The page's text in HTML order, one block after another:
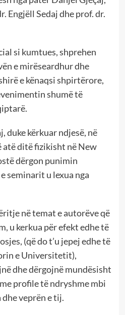
Engjëll Sedaj dhe prof. dr.
si kumtues, shprehen
e mirëseardhur dhe
e kënaqsi shpirtërore,
shumë të
duke kërkuar ndjesë, në
atë ditë fizikisht në New
dërgon punimin
seminarit u lexua nga
në temat e autorëve që
u kerkua për efekt edhe të
(që do t’u jepej edhe të
e Universitetit),
dhe dërgojnë mundësisht
profile të ndryshme mbi
veprën e tij.